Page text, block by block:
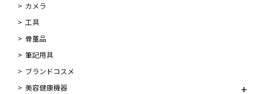
カメラ
工具
骨董品
筆記用具
ブランドコスメ
美容健康機器